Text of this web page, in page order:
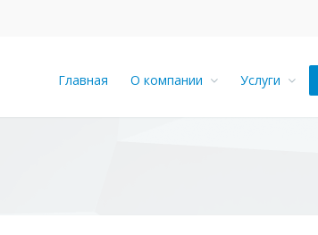
Главная О компании Услуги